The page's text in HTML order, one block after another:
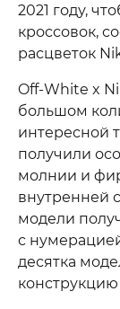
2021 году,
кроссовок,
расцветок
Off-White x
большом
интересной
получили
молнии и
внутренней
модели
с
десятка